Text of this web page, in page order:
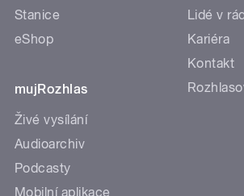
Stanice
eShop
mujRozhlas
Živé vysílání
Audioarchiv
Podcasty
Mobilní aplikace
Lidé v
Kariéra
Kontakt